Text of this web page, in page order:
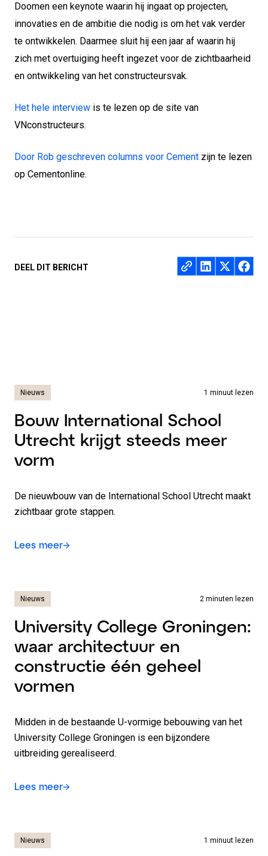
Doomen een keynote waarin hij ingaat op projecten,
innovaties en de ambitie die nodig is om het vak verder
te ontwikkelen. Daarmee sluit hij een jaar af waarin hij
zich met overtuiging heeft ingezet voor de zichtbaarheid
en ontwikkeling van het constructeursvak.
Het hele interview is te lezen op de site van
VNconstructeurs.
Door Rob geschreven columns voor Cement zijn te lezen
op Cementonline.
DEEL DIT BERICHT Deel
Nieuws 1 minuut lezen
Bouw International School
Utrecht krijgt steeds meer
vorm
De nieuwbouw van de International School Utrecht maakt
zichtbaar grote stappen.
Lees meer
Nieuws 2 minuten lezen
University College Groningen:
waar architectuur en
constructie één geheel
vormen
Midden in de bestaande U-vormige bebouwing van het
University College Groningen is een bijzondere
uitbreiding gerealiseerd.
Lees meer
Nieuws 1 minuut lezen